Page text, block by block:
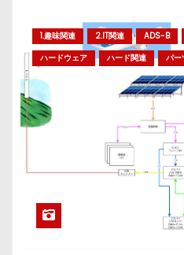
1.趣味関連 2.IT関連 ADS-B
ハードウェア
ハード関連 パー